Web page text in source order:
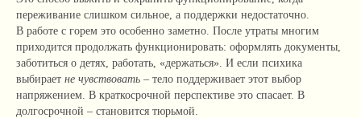
переживание слишком сильное, а поддержки недостаточно.
В работе с горем это особенно заметно. После утраты многим
приходится продолжать функционировать: оформлять документы,
заботиться о детях, работать, «держаться». И если психика
выбирает не чувствовать – тело поддерживает этот выбор
напряжением. В краткосрочной перспективе это спасает. В
долгосрочной – становится тюрьмой.